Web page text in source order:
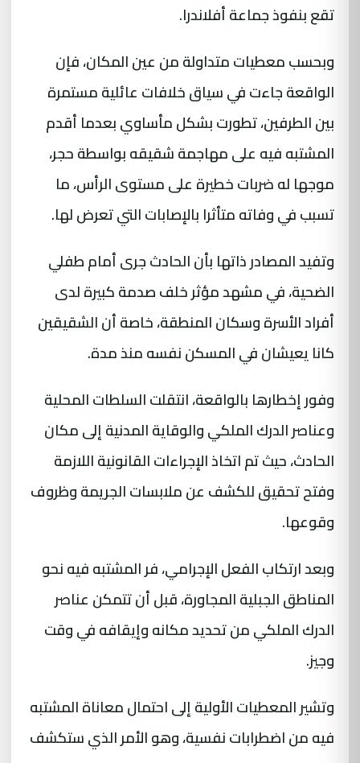
تقع بنفوذ جماعة أفلاندرا.
وبحسب معطيات متداولة من عين المكان، فإن
الواقعة جاءت في سياق خلافات عائلية مستمرة
بين الطرفين، تطورت بشكل مأساوي بعدما أقدم
المشتبه فيه على مهاجمة شقيقه بواسطة حجر،
موجها له ضربات خطيرة على مستوى الرأس، ما
تسبب في وفاته متأثرا بالإصابات التي تعرض لها.
وتفيد المصادر ذاتها بأن الحادث جرى أمام طفلي
الضحية، في مشهد مؤثر خلف صدمة كبيرة لدى
أفراد الأسرة وسكان المنطقة، خاصة أن الشقيقين
كانا يعيشان في المسكن نفسه منذ مدة.
وفور إخطارها بالواقعة، انتقلت السلطات المحلية
وعناصر الدرك الملكي والوقاية المدنية إلى مكان
الحادث، حيث تم اتخاذ الإجراءات القانونية اللازمة
وفتح تحقيق للكشف عن ملابسات الجريمة وظروف
وقوعها.
وبعد ارتكاب الفعل الإجرامي، فر المشتبه فيه نحو
المناطق الجبلية المجاورة، قبل أن تتمكن عناصر
الدرك الملكي من تحديد مكانه وإيقافه في وقت
وجيز.
وتشير المعطيات الأولية إلى احتمال معاناة المشتبه
فيه من اضطرابات نفسية، وهو الأمر الذي ستكشف